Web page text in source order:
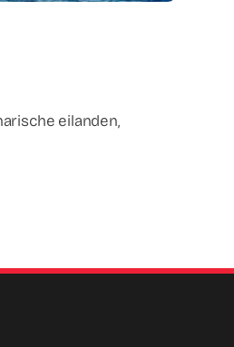
eilanden,